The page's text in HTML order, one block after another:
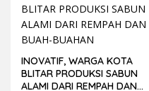
INOVATIF, WARGA KOTA
BLITAR PRODUKSI SABUN
ALAMI DARI REMPAH DAN